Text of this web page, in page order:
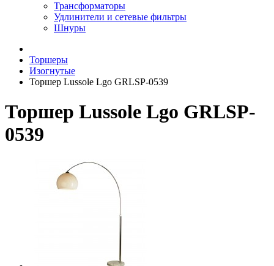
Трансформаторы
Удлинители и сетевые фильтры
Шнуры
Торшеры
Изогнутые
Торшер Lussole Lgo GRLSP-0539
Торшер Lussole Lgo GRLSP-
0539